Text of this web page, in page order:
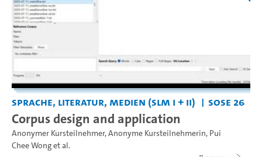
Sprache, Literatur, Medien (SLM I + II) SoSe 26
Corpus design and application
Anonymer Kursteilnehmer,Anonyme Kursteilnehmerin, Pui
Chee Wonget al.